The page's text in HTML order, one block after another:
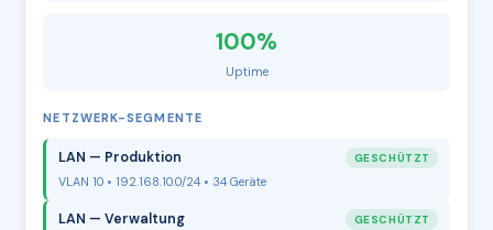
100%
Uptime
NETZWERK-SEGMENTE
LAN — Produktion GESCHÜTZT
VLAN 10 • 192.168.10.0/24 • 34 Geräte
LAN — Verwaltung GESCHÜTZT